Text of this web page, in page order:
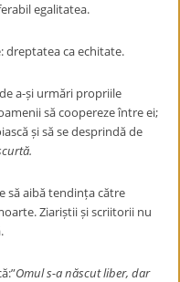
egalitatea.
dreptatea ca echitate.
a-și urmări propriile
să coopereze între ei;
și să se desprindă de
să aibă tendința către
Ziariștii și scriitorii nu
Omul s-a născut liber, dar